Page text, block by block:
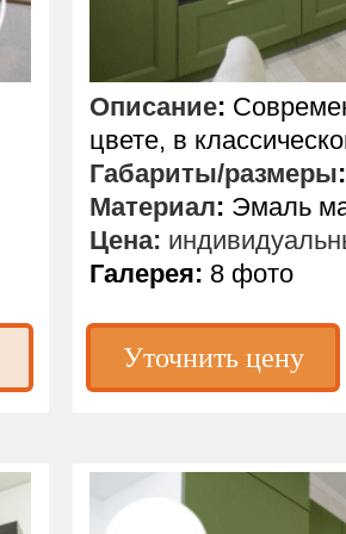
Описание:
цвете, в
Габариты/размеры:
Материал: Эмаль
Цена:
Галерея: 8 фото
Уточнить цену